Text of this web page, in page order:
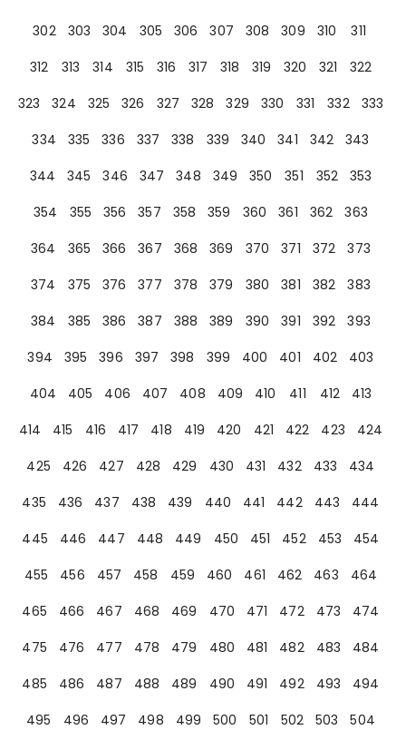
302
303 304 305 306 307 308 309 310
311
312
313 314 315 316 317 318 319 320 321
322
323
324 325 326 327 328 329 330 331 332
333
334
335 336 337 338 339 340 341 342
343
344
345 346 347 348 349 350 351 352
353
354
355 356 357 358 359 360 361 362
363
364
365 366 367 368 369 370 371 372
373
374
375 376 377 378 379 380 381 382
383
384
385 386 387 388 389 390 391 392
393
394
395 396 397 398 399 400 401 402
403
404
405 406 407 408 409 410 411 412
413
414
415 416 417 418 419 420 421 422 423
424
425
426 427 428 429 430 431 432 433
434
435
436 437 438 439 440 441 442 443
444
445
446 447 448 449 450 451 452 453
454
455
456 457 458 459 460 461 462 463
464
465
466 467 468 469 470 471 472 473
474
475
476 477 478 479 480 481 482 483
484
485
486 487 488 489 490 491 492 493
494
495
496 497 498 499 500 501 502 503
504